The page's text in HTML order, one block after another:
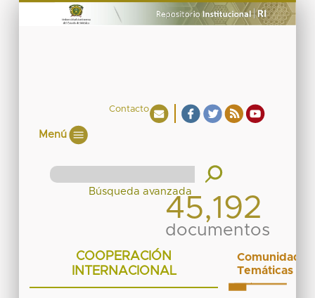
Contacto
Menú
45,192
documentos
COOPERACIÓN
INTERNACIONAL
Comunidades
Temáticas